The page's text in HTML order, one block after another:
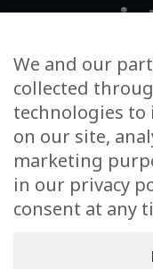
Votre adresse
J’accepte de
l’utilisation de
We and our
collected
technologies to
on our site,
marketing
in our privacy
consent at any